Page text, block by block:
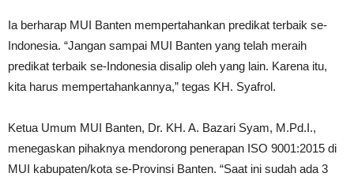
Ia berharap MUI Banten mempertahankan predikat terbaik se-
Indonesia. “Jangan sampai MUI Banten yang telah meraih
predikat terbaik se-Indonesia disalip oleh yang lain. Karena itu,
kita harus mempertahankannya,” tegas KH. Syafrol.
Ketua Umum MUI Banten, Dr. KH. A. Bazari Syam, M.Pd.I.,
menegaskan pihaknya mendorong penerapan ISO 9001:2015 di
MUI kabupaten/kota se-Provinsi Banten. “Saat ini sudah ada 3